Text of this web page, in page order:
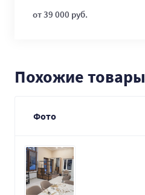
от 39 000 руб.
Похожие товары
Фото